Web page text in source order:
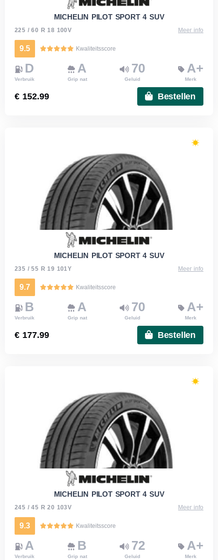
MICHELIN PILOT SPORT 4 SUV
225 / 60 R 18 100V Meer info
9.5 Kwaliteitsscore
D
Verbruik
A
Grip nat
70
Geluid
A+
Merk
€ 152.99 Bestellen
MICHELIN PILOT SPORT 4 SUV
235 / 55 R 19 101Y Meer info
9.7 Kwaliteitsscore
B
Verbruik
A
Grip nat
70
Geluid
A+
Merk
€ 177.99 Bestellen
MICHELIN PILOT SPORT 4 SUV
245 / 45 R 20 103V Meer info
9.3 Kwaliteitsscore
A
Verbruik
B
Grip nat
72
Geluid
A+
Merk